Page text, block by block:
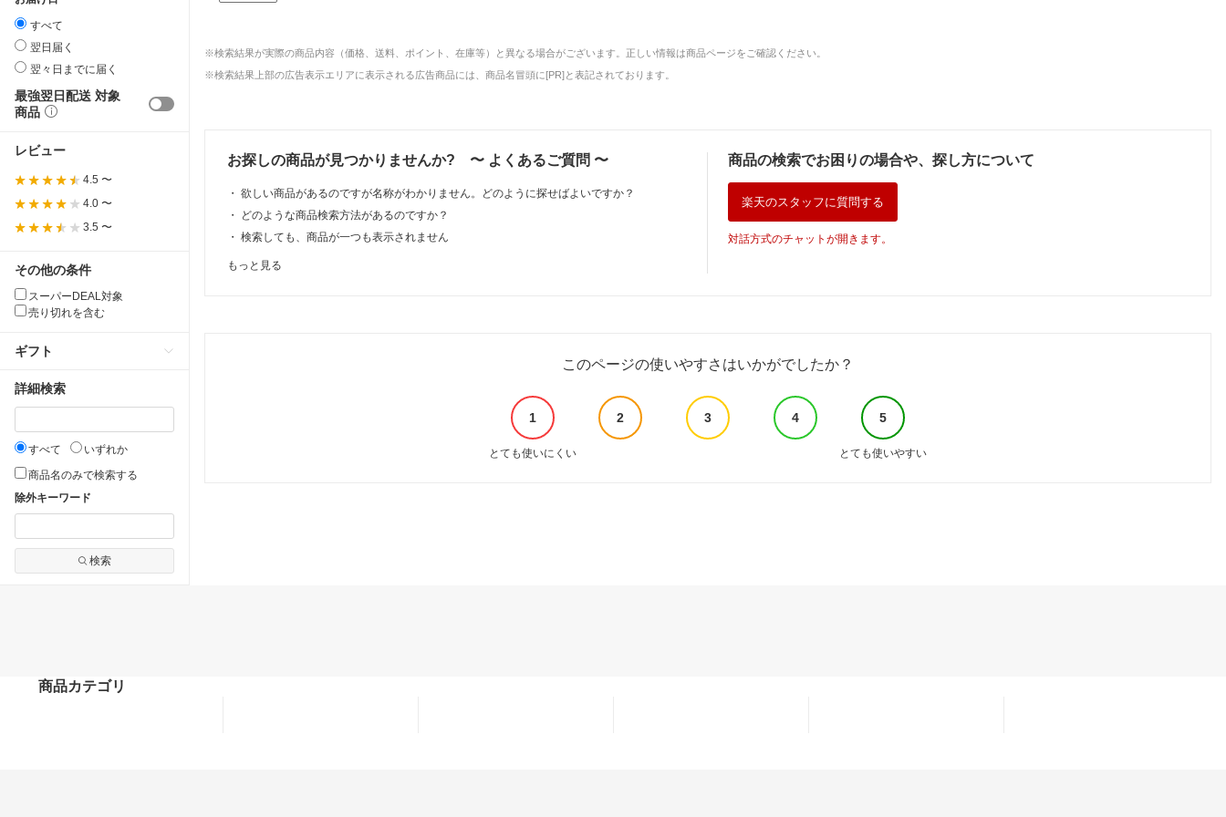
すべて
翌日届く
翌々日までに届く
最強翌日配送 対象
商品
レビュー
4.5 〜
4.0 〜
3.5 〜
その他の条件
スーパーDEAL対象
売り切れを含む
ギフト
詳細検索
すべて
いずれか
商品名のみで検索する
除外キーワード
検索
※検索結果が実際の商品内容（価格、送料、ポイント、在庫等）と異なる場合がございます。正しい情報は商品ページをご確認ください。
※検索結果上部の広告表示エリアに表示される広告商品には、商品名冒頭に[PR]と表記されております。
お探しの商品が見つかりませんか? 〜 よくあるご質問 〜
・ 欲しい商品があるのですが名称がわかりません。どのように探せばよいですか？
・
どのような商品検索方法があるのですか？
・ 検索しても、商品が一つも表示されません
もっと見る
商品の検索でお困りの場合や、探し方について
楽天のスタッフに質問する
対話方式のチャットが開きます。
このページの使いやすさはいかがでしたか？
1 2 3 4 5
とても使いにくい とても使いやすい
商品カテゴリ